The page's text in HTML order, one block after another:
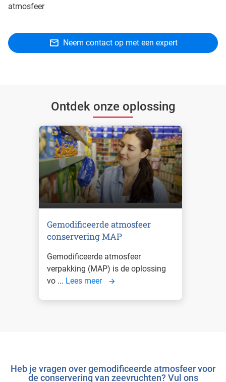
atmosfeer
Neem contact op met een expert
Ontdek onze oplossing
Gemodificeerde atmosfeer
conservering MAP
Gemodificeerde atmosfeer
verpakking (MAP) is de oplossing
vo ... Lees meer
Heb je vragen over gemodificeerde atmosfeer voor
de conservering van zeevruchten? Vul ons